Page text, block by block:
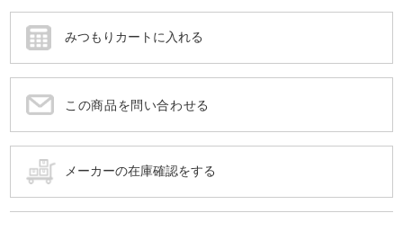
この商品を問い合わせる